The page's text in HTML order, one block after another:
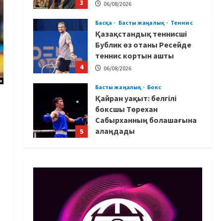
3 06/08/2026
4
Басқа Басты жаңалық Теннис
Қазақстандық теннисші
Бублик өз отаны Ресейде
теннис кортын ашты
06/08/2026
5
Басты жаңалық Бокс
Қайран уақыт: белгілі
боксшы Төрехан
Сабырханның болашағына
алаңдады
1
чемпионаты: Ел намысын
кімдер қорғайды?
06/08/2026
Басты жаңалық Таеквондо